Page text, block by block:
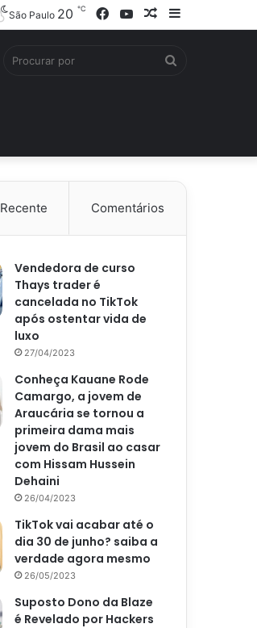
Barra
Artigo
YouTube
Facebook
São Paulo 20 ℃
Recente Comentários
Vendedora de curso
Thays trader é
cancelada no TikTok
após ostentar vida de
luxo
27/04/2023
Conheça Kauane Rode
Camargo, a jovem de
Araucária se tornou a
primeira dama mais
jovem do Brasil ao casar
com Hissam Hussein
Dehaini
26/04/2023
TikTok vai acabar até o
dia 30 de junho? saiba a
verdade agora mesmo
26/05/2023
Suposto Dono da Blaze
é Revelado por Hackers